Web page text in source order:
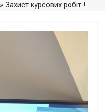
» Захист курсових робіт !